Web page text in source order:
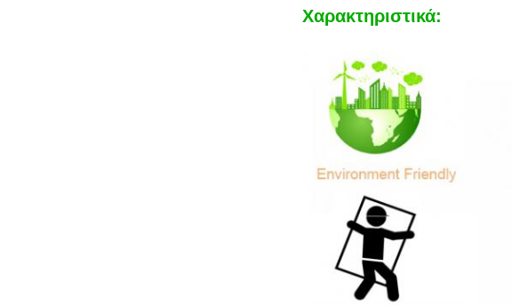
Χαρακτηριστικά: